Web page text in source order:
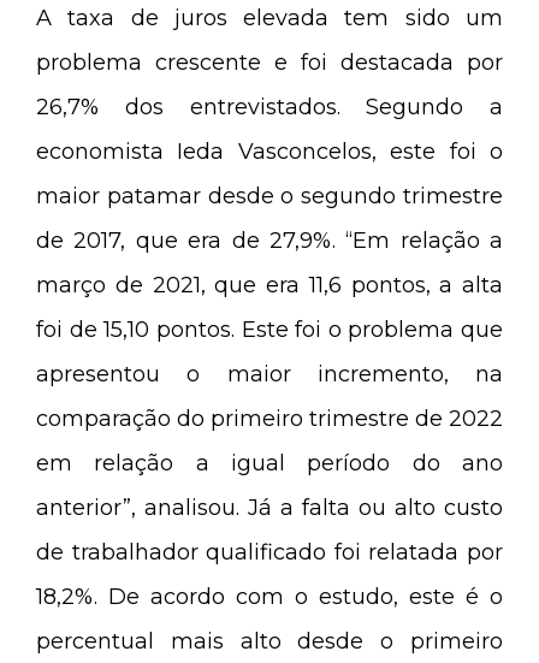
A taxa de juros elevada tem sido um
problema crescente e foi destacada por
26,7% dos entrevistados. Segundo a
economista Ieda Vasconcelos, este foi o
maior patamar desde o segundo trimestre
de 2017, que era de 27,9%. “Em relação a
março de 2021, que era 11,6 pontos, a alta
foi de 15,10 pontos. Este foi o problema que
apresentou o maior incremento, na
comparação do primeiro trimestre de 2022
em relação a igual período do ano
anterior”, analisou. Já a falta ou alto custo
de trabalhador qualificado foi relatada por
18,2%. De acordo com o estudo, este é o
percentual mais alto desde o primeiro